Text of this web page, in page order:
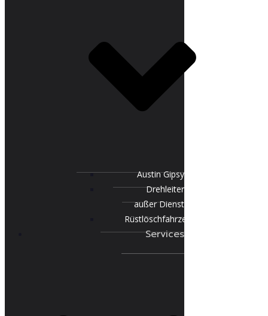
Austin Gipsy
Drehleiter
außer Dienst
Rüstlöschfahrzeug
Services